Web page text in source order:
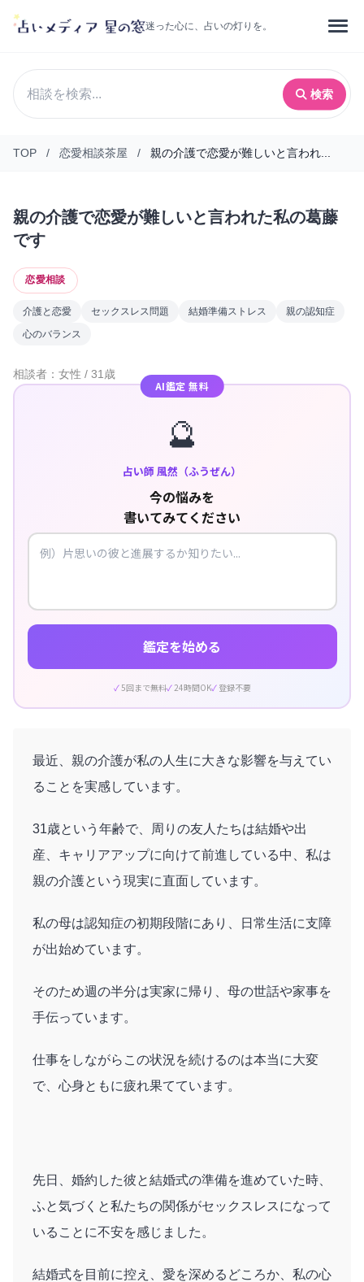
迷った心に、占いの灯りを。
検索
TOP / 恋愛相談茶屋 / 親の介護で恋愛が難しいと言われ...
親の介護で恋愛が難しいと言われた私の葛藤
です
恋愛相談
介護と恋愛 セックスレス問題 結婚準備ストレス
親の認知症
心のバランス
相談者：女性 / 31歳
AI鑑定 無料
🔮
占い師 風然（ふうぜん）
今の悩みを
書いてみてください
鑑定を始める
5回まで無料 24時間OK 登録不要
最近、親の介護が私の人生に大きな影響を与えてい
ることを実感しています。
31歳という年齢で、周りの友人たちは結婚や出
産、キャリアアップに向けて前進している中、私は
親の介護という現実に直面しています。
私の母は認知症の初期段階にあり、日常生活に支障
が出始めています。
そのため週の半分は実家に帰り、母の世話や家事を
手伝っています。
仕事をしながらこの状況を続けるのは本当に大変
で、心身ともに疲れ果てています。
先日、婚約した彼と結婚式の準備を進めていた時、
ふと気づくと私たちの関係がセックスレスになって
いることに不安を感じました。
結婚式を目前に控え、愛を深めるどころか、私の心